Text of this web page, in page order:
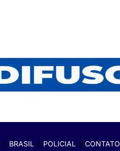
BRASIL POLICIAL CONTATO